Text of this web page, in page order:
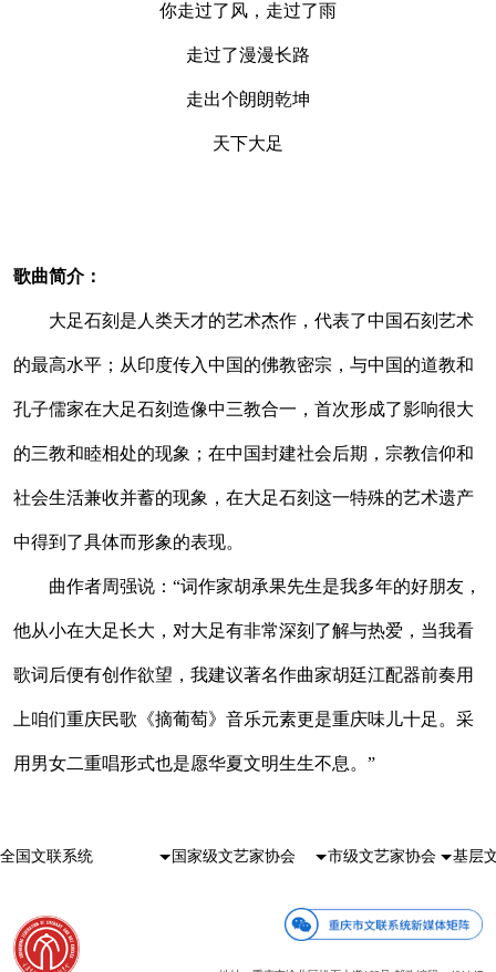
你走过了风，走过了雨
走过了漫漫长路
走出个朗朗乾坤
天下大足
歌曲简介：
大足石刻是人类天才的艺术杰作，代表了中国石刻艺术
的最高水平；从印度传入中国的佛教密宗，与中国的道教和
孔子儒家在大足石刻造像中三教合一，首次形成了影响很大
的三教和睦相处的现象；在中国封建社会后期，宗教信仰和
社会生活兼收并蓄的现象，在大足石刻这一特殊的艺术遗产
中得到了具体而形象的表现。
曲作者周强说：“词作家胡承果先生是我多年的好朋友，
他从小在大足长大，对大足有非常深刻了解与热爱，当我看
歌词后便有创作欲望，我建议著名作曲家胡廷江配器前奏用
上咱们重庆民歌《摘葡萄》音乐元素更是重庆味儿十足。采
用男女二重唱形式也是愿华夏文明生生不息。”